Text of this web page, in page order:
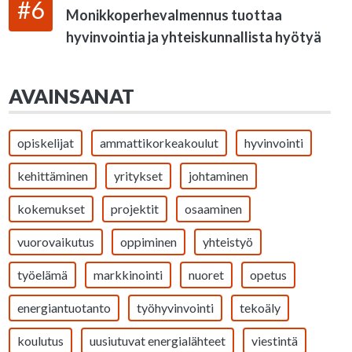
#6
Monikkoperhevalmennus tuottaa
hyvinvointia ja yhteiskunnallista hyötyä
AVAINSANAT
opiskelijat ammattikorkeakoulut hyvinvointi
kehittäminen yritykset johtaminen
kokemukset projektit osaaminen
vuorovaikutus oppiminen yhteistyö
työelämä markkinointi nuoret opetus
energiantuotanto työhyvinvointi tekoäly
koulutus uusiutuvat energialähteet viestintä